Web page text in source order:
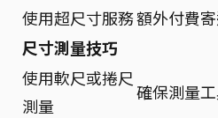
使用超尺寸服務額外付費
尺寸測量技巧
使用軟尺或捲尺
測量
確保測量